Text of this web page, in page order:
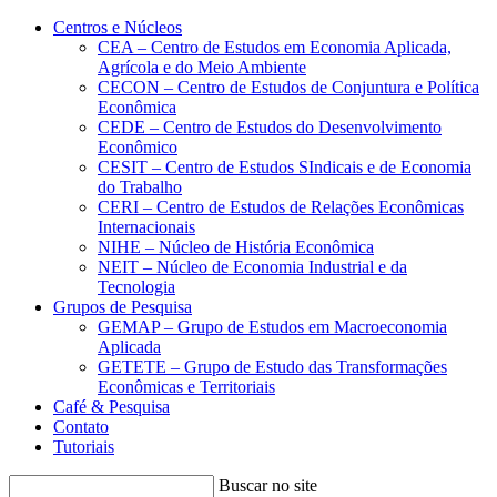
Conteúdo principal Menu principal
Centros e Núcleos
CEA – Centro de Estudos em Economia Aplicada,
Agrícola e do Meio Ambiente
CECON – Centro de Estudos de Conjuntura e Política
Econômica
CEDE – Centro de Estudos do Desenvolvimento
Econômico
CESIT – Centro de Estudos SIndicais e de Economia
do Trabalho
CERI – Centro de Estudos de Relações Econômicas
Internacionais
NIHE – Núcleo de História Econômica
NEIT – Núcleo de Economia Industrial e da
Tecnologia
Grupos de Pesquisa
GEMAP – Grupo de Estudos em Macroeconomia
Aplicada
GETETE – Grupo de Estudo das Transformações
Econômicas e Territoriais
Café & Pesquisa
Contato
Tutoriais
Buscar no site